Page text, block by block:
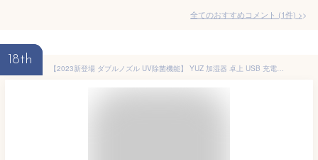
全てのおすすめコメント (1件) >
18th
【2023新登場 ダブルノズル UV除菌機能】 YUZ 加湿器 卓上 USB 充電式 小型 静音 500ml 大容量 アロマ 次亜塩素酸水 対応 大容量バッテリー 残量表示 超音波式 2段階切替 16時間連続加湿 空焚き防止 お手入れ簡単 オフィス 寝室 車 乾燥/花粉症対策 インテリア プレゼント ホワイト